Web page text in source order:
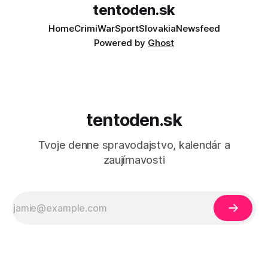
tentoden.sk
HomeCrimiWarSportSlovakiaNewsfeed
Powered by Ghost
tentoden.sk
Tvoje denne spravodajstvo, kalendár a
zaujímavosti